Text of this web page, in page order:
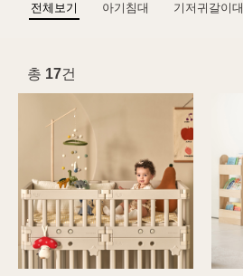
전체보기 아기침대 기저귀갈이대
총 17건